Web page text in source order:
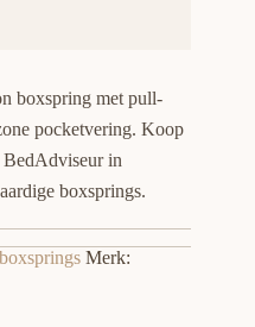
boxspring met pull-
pocketvering. Koop
BedAdviseur in
boxsprings.
Merk: